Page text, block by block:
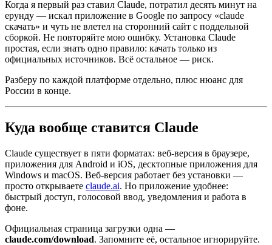
Когда я первый раз ставил Claude, потратил десять минут на
ерунду — искал приложение в Google по запросу «claude
скачать» и чуть не влетел на сторонний сайт с поддельной
сборкой. Не повторяйте мою ошибку. Установка Claude
простая, если знать одно правило: качать только из
официальных источников. Всё остальное — риск.
Разберу по каждой платформе отдельно, плюс нюанс для
России в конце.
Куда вообще ставится Claude
Claude существует в пяти форматах: веб-версия в браузере,
приложения для Android и iOS, десктопные приложения для
Windows и macOS. Веб-версия работает без установки —
просто открываете claude.ai. Но приложение удобнее:
быстрый доступ, голосовой ввод, уведомления и работа в
фоне.
Официальная страница загрузки одна —
claude.com/download. Запомните её, остальное игнорируйте.